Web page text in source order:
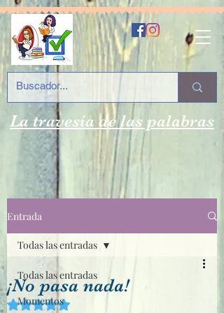
La travesía de las palabras
Entrada
Todas las entradas
Momentos
Todas las entradas
¡No pasa nada!
Obtuvo NaN de 5 estrellas.